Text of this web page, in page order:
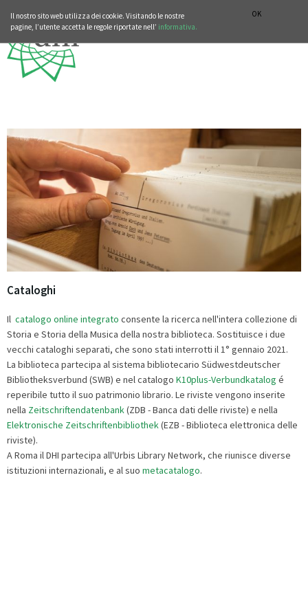
OK
Il nostro sito web utilizza dei cookie. Visitando le nostre
pagine, l’utente accetta le regole riportate nell’ informativa.
Cataloghi
Il catalogo online integrato consente la ricerca nell'intera collezione di
Storia e Storia della Musica della nostra biblioteca. Sostituisce i due
vecchi cataloghi separati, che sono stati interrotti il 1° gennaio 2021.
La biblioteca partecipa al sistema bibliotecario Südwestdeutscher
Bibliotheksverbund (SWB) e nel catalogo K10plus-Verbundkatalog é
reperibile tutto il suo patrimonio librario. Le riviste vengono inserite
nella Zeitschriftendatenbank(ZDB - Banca dati delle riviste) e nella
Elektronische Zeitschriftenbibliothek(EZB - Biblioteca elettronica delle
riviste).
A Roma il DHI partecipa all'Urbis Library Network, che riunisce diverse
istituzioni internazionali, e al suo metacatalogo.